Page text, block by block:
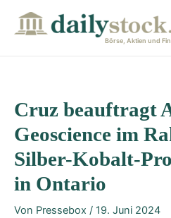
Börse, Aktien und
Cruz beauftragt
Geoscience im
Silber-Kobalt-
in Ontario
Von Pressebox / 19. Juni 2024